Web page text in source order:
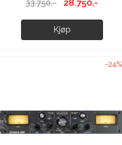
33.750,- 28.750,-
Kjøp
-24%